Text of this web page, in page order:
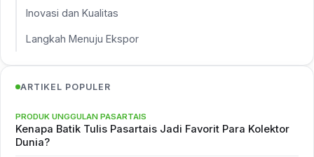
Inovasi dan Kualitas
Langkah Menuju Ekspor
ARTIKEL POPULER
PRODUK UNGGULAN PASARTAIS
Kenapa Batik Tulis Pasartais Jadi Favorit Para Kolektor
Dunia?